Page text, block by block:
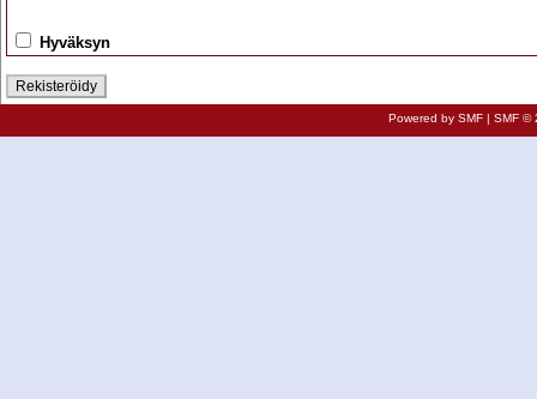
Hyväksyn
Powered by SMF| SMF ©